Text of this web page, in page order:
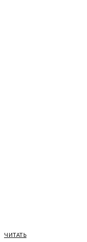
ЧИТАТЬ